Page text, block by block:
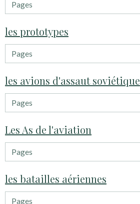
les prototypes
les avions d'assaut soviétique
Les As de l'aviation
les batailles aériennes